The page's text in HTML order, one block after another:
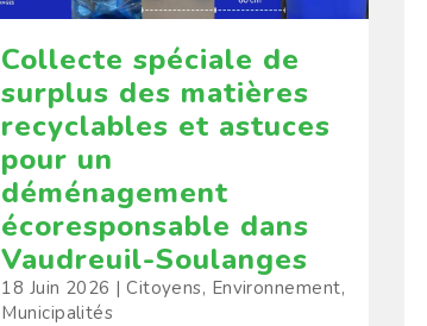
Collecte spéciale de
surplus des matières
recyclables et astuces
pour un
déménagement
écoresponsable dans
Vaudreuil-Soulanges
18 Juin 2026 |Citoyens, Environnement,
Municipalités